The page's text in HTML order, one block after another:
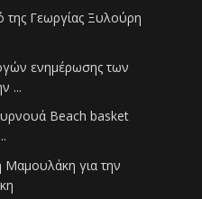
της Γεωργίας Ξυλούρη
ενημέρωσης των
...
Beach basket
για την